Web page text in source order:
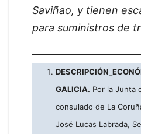
Saviñao, y tienen
para suministros de
GALICIA. Por la Junta
consulado de La
José Lucas Labrada,